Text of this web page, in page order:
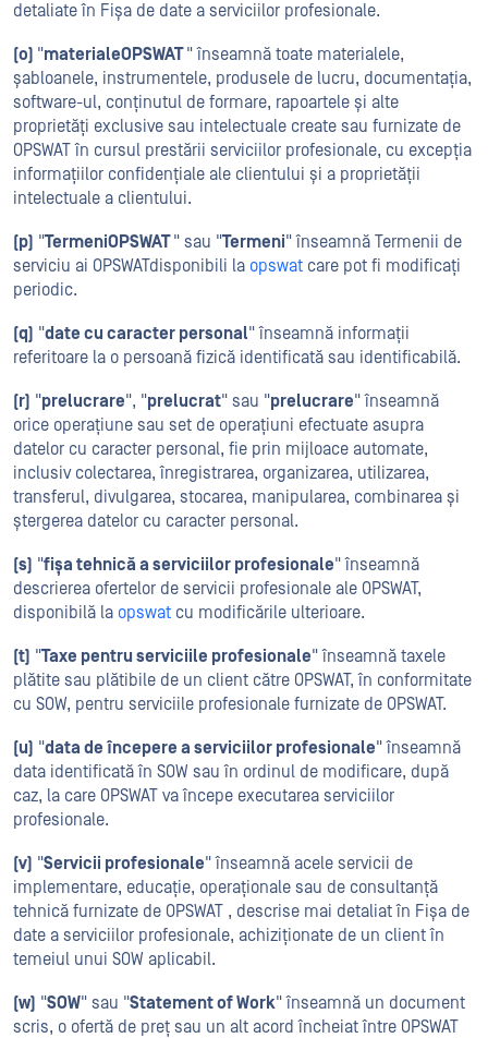
detaliate în Fișa de date a serviciilor profesionale.
(o) "materialeOPSWAT" înseamnă toate materialele,
șabloanele, instrumentele, produsele de lucru, documentația,
software-ul, conținutul de formare, rapoartele și alte
proprietăți exclusive sau intelectuale create sau furnizate de
OPSWAT în cursul prestării serviciilor profesionale, cu excepția
informațiilor confidențiale ale clientului și a proprietății
intelectuale a clientului.
(p) "TermeniOPSWAT" sau "Termeni" înseamnă Termenii de
serviciu ai OPSWATdisponibili la opswat care pot fi modificați
periodic.
(q) "date cu caracter personal" înseamnă informații
referitoare la o persoană fizică identificată sau identificabilă.
(r) "prelucrare", "prelucrat" sau "prelucrare" înseamnă
orice operațiune sau set de operațiuni efectuate asupra
datelor cu caracter personal, fie prin mijloace automate,
inclusiv colectarea, înregistrarea, organizarea, utilizarea,
transferul, divulgarea, stocarea, manipularea, combinarea și
ștergerea datelor cu caracter personal.
(s) "fișa tehnică a serviciilor profesionale" înseamnă
descrierea ofertelor de servicii profesionale ale OPSWAT,
disponibilă la opswat cu modificările ulterioare.
(t) "Taxe pentru serviciile profesionale" înseamnă taxele
plătite sau plătibile de un client către OPSWAT, în conformitate
cu SOW, pentru serviciile profesionale furnizate de OPSWAT.
(u) "data de începere a serviciilor profesionale" înseamnă
data identificată în SOW sau în ordinul de modificare, după
caz, la care OPSWAT va începe executarea serviciilor
profesionale.
(v) "Servicii profesionale" înseamnă acele servicii de
implementare, educație, operaționale sau de consultanță
tehnică furnizate de OPSWAT , descrise mai detaliat în Fișa de
date a serviciilor profesionale, achiziționate de un client în
temeiul unui SOW aplicabil.
(w) "SOW" sau "Statement of Work" înseamnă un document
scris, o ofertă de preț sau un alt acord încheiat între OPSWAT